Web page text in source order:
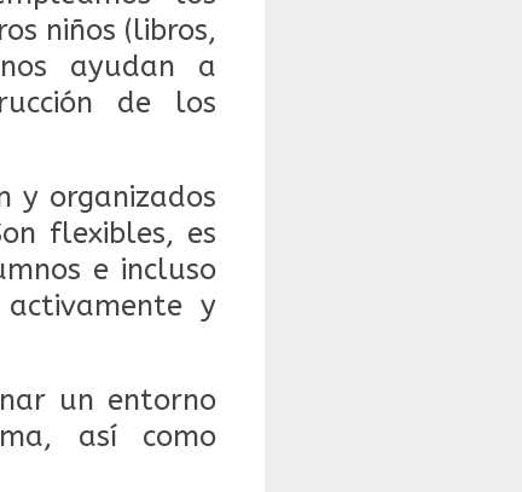
niños (libros,
ayudan a
de los
y organizados
on flexibles, es
e incluso
y
un entorno
así como